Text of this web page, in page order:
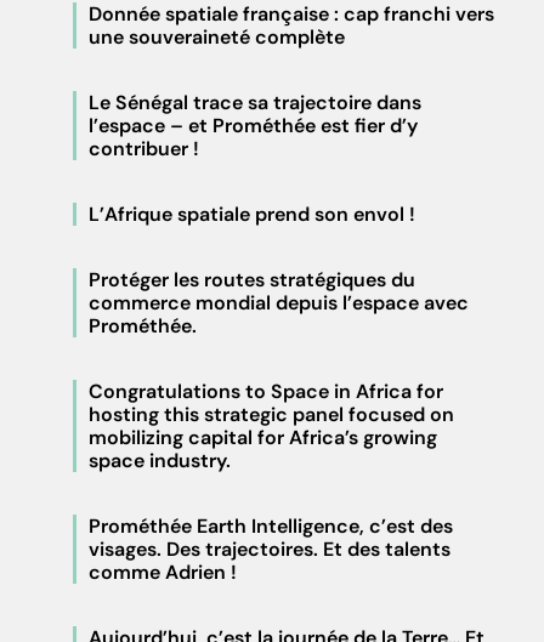
Donnée spatiale française : cap franchi vers
une souveraineté complète
Le Sénégal trace sa trajectoire dans
l’espace – et Prométhée est fier d’y
contribuer !
L’Afrique spatiale prend son envol !
Protéger les routes stratégiques du
commerce mondial depuis l’espace avec
Prométhée.
Congratulations to Space in Africa for
hosting this strategic panel focused on
mobilizing capital for Africa’s growing
space industry.
Prométhée Earth Intelligence, c’est des
visages. Des trajectoires. Et des talents
comme Adrien !